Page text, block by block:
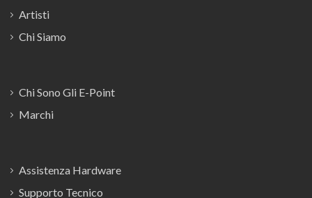
Artisti
Chi Siamo
Chi Sono Gli E-Point
Marchi
Assistenza Hardware
Supporto Tecnico